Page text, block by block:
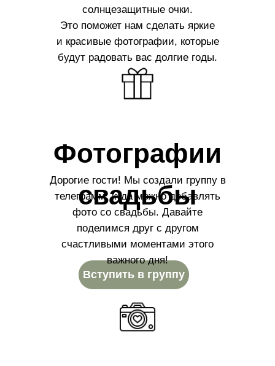
солнцезащитные очки.
Это поможет нам сделать яркие
и красивые фотографии, которые
будут радовать вас долгие годы.
Фотографии
свадьбы
Вступить в группу
Дорогие гости! Мы создали группу в
телеграмм, куда можно добавлять
фото со свадьбы. Давайте
поделимся друг с другом
счастливыми моментами этого
важного дня!